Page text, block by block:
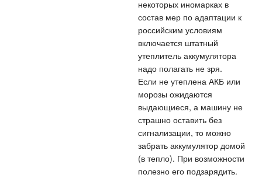
некоторых иномарках в
состав мер по адаптации к
российским условиям
включается штатный
утеплитель аккумулятора
надо полагать не зря.
Если не утеплена АКБ или
морозы ожидаются
выдающиеся, а машину не
страшно оставить без
сигнализации, то можно
забрать аккумулятор домой
(в тепло). При возможности
полезно его подзарядить.